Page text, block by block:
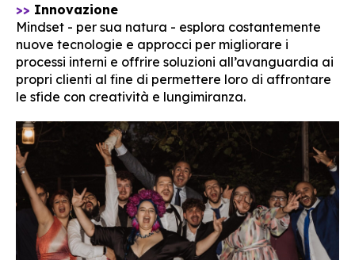
>> Innovazione
Mindset - per sua natura - esplora costantemente
nuove tecnologie e approcci per migliorare i
processi interni e offrire soluzioni all’avanguardia ai
propri clienti al fine di permettere loro di affrontare
le sfide con creatività e lungimiranza.